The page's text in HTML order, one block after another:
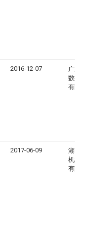
2016-12-07
广东
数控
有限
2017-06-09
湖南
机械
有限